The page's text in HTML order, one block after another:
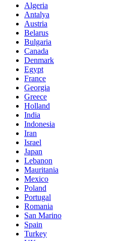
Algeria
Antalya
Austria
Belarus
Bulgaria
Canada
Denmark
Egypt
France
Georgia
Greece
Holland
India
Indonesia
Iran
Israel
Japan
Lebanon
Mauritania
Mexico
Poland
Portugal
Romania
San Marino
Spain
Turkey